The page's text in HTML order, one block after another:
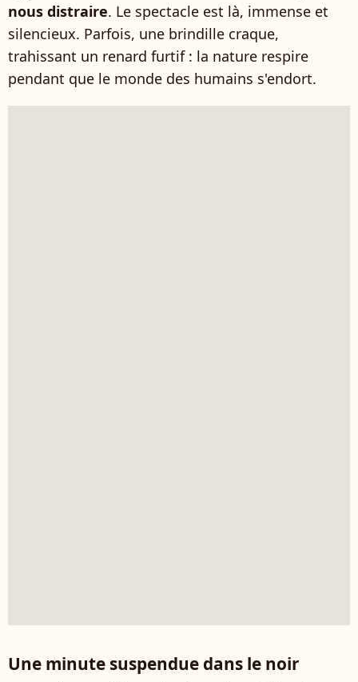
nous distraire. Le spectacle est là, immense et
silencieux. Parfois, une brindille craque,
trahissant un renard furtif : la nature respire
pendant que le monde des humains s'endort.
Une minute suspendue dans le noir